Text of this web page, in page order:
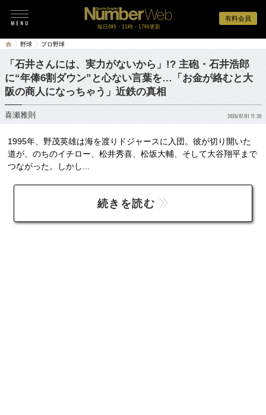
有料会員
毎日6時・11時・17時更新
野球 プロ野球
「石井さんには、実力がないから」!? 主砲・石井浩郎
に“年俸6割ダウン”と心ない言葉を…「お金が絡むと大
阪の商人になっちゃう」近鉄の真相
喜瀬雅則 2026/07/01 11:30
1995年、野茂英雄は海を渡りドジャースに入団。彼が切り開いた
道が、のちのイチロー、松井秀喜、松坂大輔、そして大谷翔平まで
つながった。しかし...
続きを読む